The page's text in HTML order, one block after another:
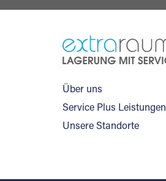
Über uns
Service Plus Leistungen
Unsere Standorte